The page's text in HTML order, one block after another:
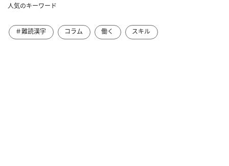
人気のキーワード
＃難読漢字 コラム 働く スキル